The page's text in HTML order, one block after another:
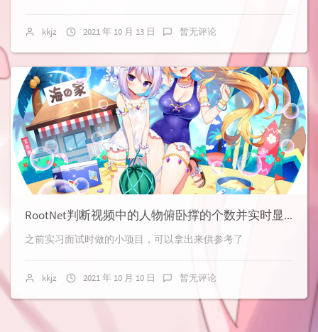
kkjz 2021 年 10 月 13 日 暂无评论
RootNet判断视频中的人物俯卧撑的个数并实时显示
之前实习面试时做的小项目，可以拿出来供参考了
kkjz 2021 年 10 月 10 日 暂无评论